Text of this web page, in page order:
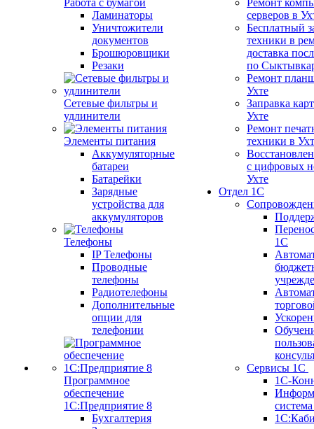
Работа с бумагой
Ламинаторы
Уничтожители
документов
Брошюровщики
Резаки
Сетевые фильтры и
удлинители
Элементы питания
Аккумуляторные
батареи
Батарейки
Зарядные
устройства для
аккумуляторов
Телефоны
IP Телефоны
Проводные
телефоны
Радиотелефоны
Дополнительные
опции для
телефонии
Программное
обеспечение
1С:Предприятие 8
Бухгалтерия
Ремонт
серверов в
Бесплатный
техники в
доставка
по
Ремонт
Ухте
Заправка
Ухте
Ремонт
техники в
с цифровых
Ухте
Отдел 1С
1С
Сервисы 1С
1С-